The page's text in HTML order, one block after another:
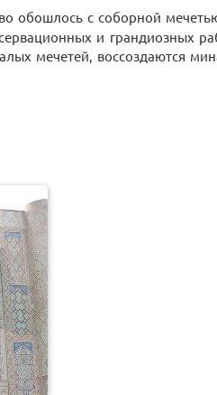
обошлось с соборной
и грандиозных
мечетей, воссоздаются